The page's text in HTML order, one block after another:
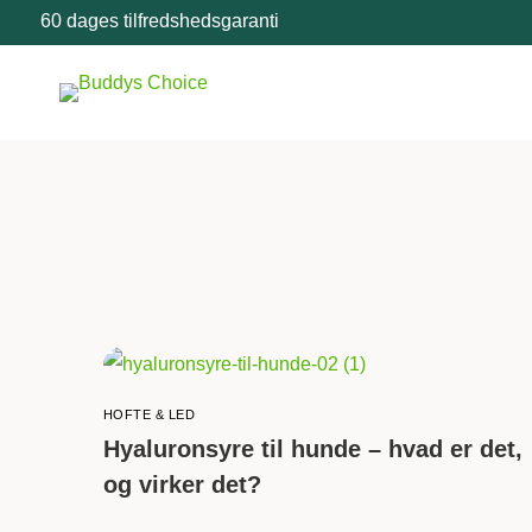
60 dages tilfredshedsgaranti
HOFTE & LED
Hyaluronsyre til hunde – hvad er det,
og virker det?